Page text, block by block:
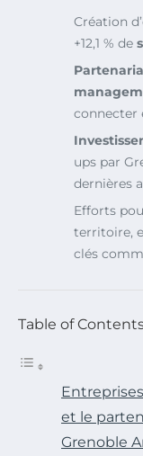
Création
+12,1 % de
connecter
ups par
dernières
Efforts
territoire,
clés
Table of
et le
Grenoble